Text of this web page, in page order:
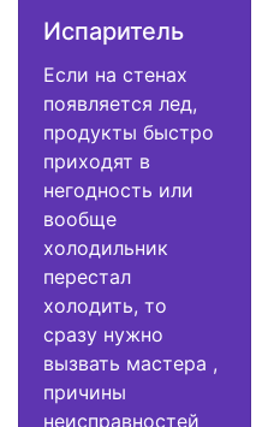
Испаритель
Если на стенах
появляется лед,
продукты быстро
приходят в
негодность или
вообще
холодильник
перестал
холодить, то
сразу нужно
вызвать мастера ,
причины
неисправностей